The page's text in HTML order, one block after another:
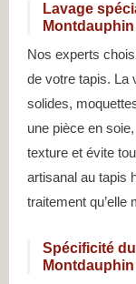
Lavage
Montdauphin
Nos experts
de votre tapis. La
solides,
une pièce en
texture et évite
artisanal au tapis
traitement qu’elle
Spécificité
Montdauphin